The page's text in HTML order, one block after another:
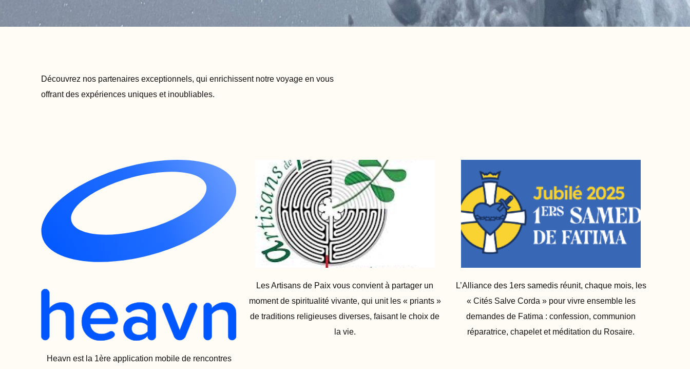
Découvrez nos partenaires exceptionnels, qui enrichissent notre voyage en vous
offrant des expériences uniques et inoubliables.
Heavn est la 1ère application mobile de rencontres
Les Artisans de Paix vous convient à partager un
moment de spiritualité vivante, qui unit les « priants »
de traditions religieuses diverses, faisant le choix de
la vie.
L’Alliance des 1ers samedis réunit, chaque mois, les
« Cités Salve Corda » pour vivre ensemble les
demandes de Fatima : confession, communion
réparatrice, chapelet et méditation du Rosaire.